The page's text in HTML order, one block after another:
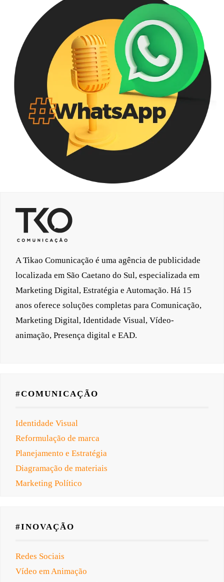
A Tikao Comunicação é uma agência de publicidade
localizada em São Caetano do Sul, especializada em
Marketing Digital, Estratégia e Automação. Há 15
anos oferece soluções completas para Comunicação,
Marketing Digital, Identidade Visual, Vídeo-
animação, Presença digital e EAD.
#COMUNICAÇÃO
Identidade Visual
Reformulação de marca
Planejamento e Estratégia
Diagramação de materiais
Marketing Político
#INOVAÇÃO
Redes Sociais
Vídeo em Animação